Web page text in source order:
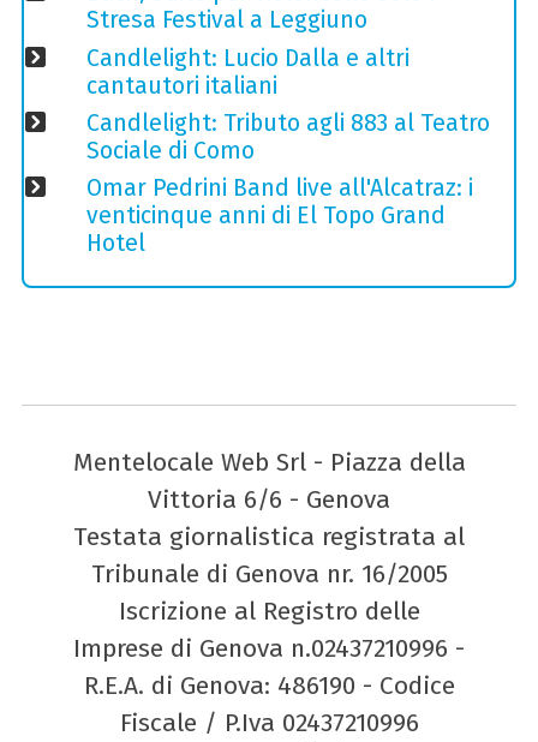
Stresa Festival a Leggiuno
Candlelight: Lucio Dalla e altri
cantautori italiani
Candlelight: Tributo agli 883 al Teatro
Sociale di Como
Omar Pedrini Band live all'Alcatraz: i
venticinque anni di El Topo Grand
Hotel
Mentelocale Web Srl - Piazza della
Vittoria 6/6 - Genova
Testata giornalistica registrata al
Tribunale di Genova nr. 16/2005
Iscrizione al Registro delle
Imprese di Genova n.02437210996 -
R.E.A. di Genova: 486190 - Codice
Fiscale / P.Iva 02437210996